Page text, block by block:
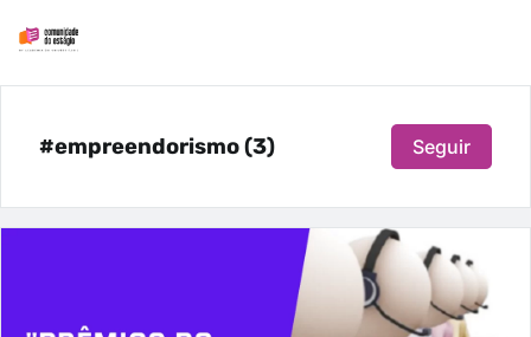
#empreendorismo (3) Seguir